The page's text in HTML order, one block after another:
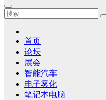
首页
论坛
展会
智能汽车
电子雾化
笔记本电脑